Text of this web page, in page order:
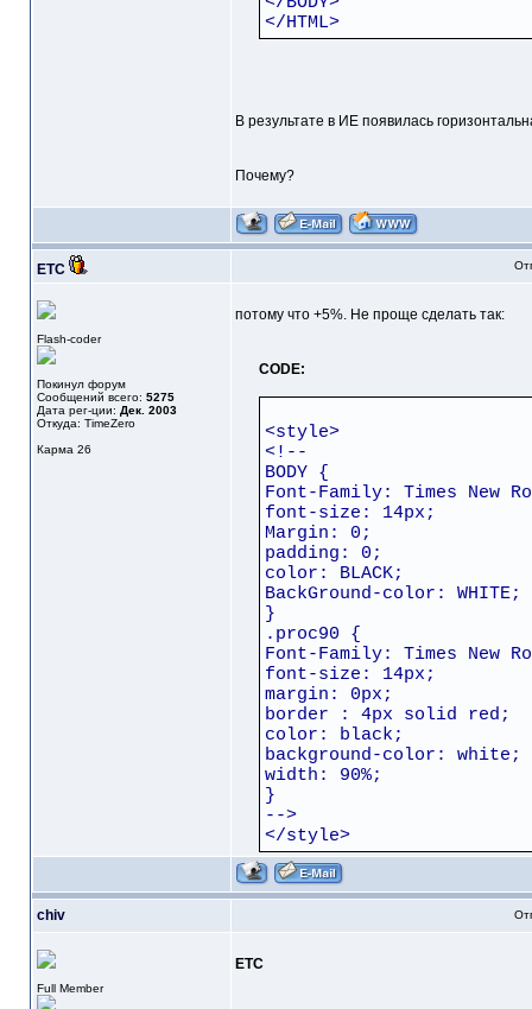
</HTML>
В результате в ИЕ появилась
Почему?
ETC
Flash-coder
Покинул форум
Сообщений всего: 5275
Дата рег-ции: Дек. 2003
Откуда: TimeZero
Карма 26
потому что +5%. Не проще сделать так:
CODE:
<style>
<!--
BODY {
Font-Family: Times New
font-size: 14px;
Margin: 0;
padding: 0;
color: BLACK;
BackGround-color: WHITE;
}
.proc90 {
Font-Family: Times New
font-size: 14px;
margin: 0px;
border : 4px solid red;
color: black;
background-color: white;
width: 90%;
}
-->
</style>
chiv
Full Member
ЕТС